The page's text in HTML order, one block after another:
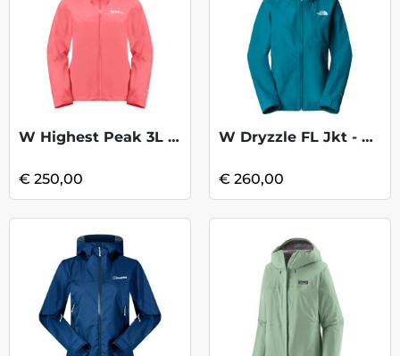
W Highest Peak 3L Jkt - Sunset Coral
€ 250,00
W Dryzzle FL Jkt - Deep Teal
€ 260,00